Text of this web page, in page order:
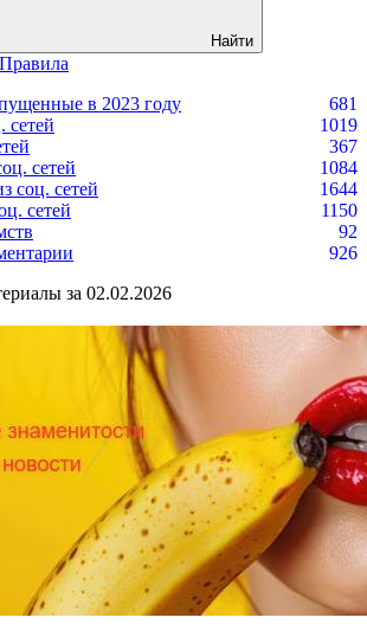
Найти
Правила
в 2023 году
681
сетей
1019
367
сетей
1084
соц. сетей
1644
сетей
1150
92
926
за 02.02.2026